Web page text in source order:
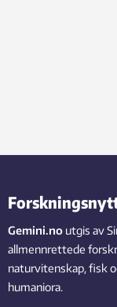
Gemini.no utgis av
allmennrettede
naturvitenskap, fisk
humaniora.